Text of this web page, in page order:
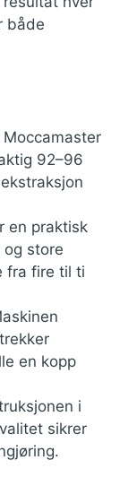
både
Moccamaster
92–96
en praktisk
store
fra fire til ti
en kopp
i
sikrer